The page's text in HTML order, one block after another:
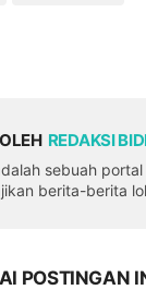
REDAKSI
sebuah
berita-berita
POSTINGAN